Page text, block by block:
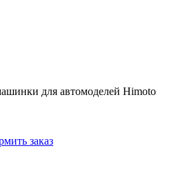
для автомоделей Himoto
заказ